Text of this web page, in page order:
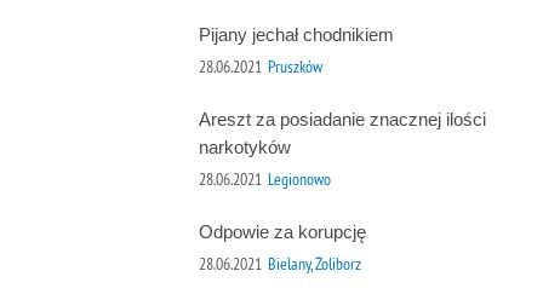
Pijany jechał chodnikiem
28.06.2021 Pruszków
Areszt za posiadanie znacznej ilości
narkotyków
28.06.2021 Legionowo
Odpowie za korupcję
28.06.2021 Bielany, Żoliborz